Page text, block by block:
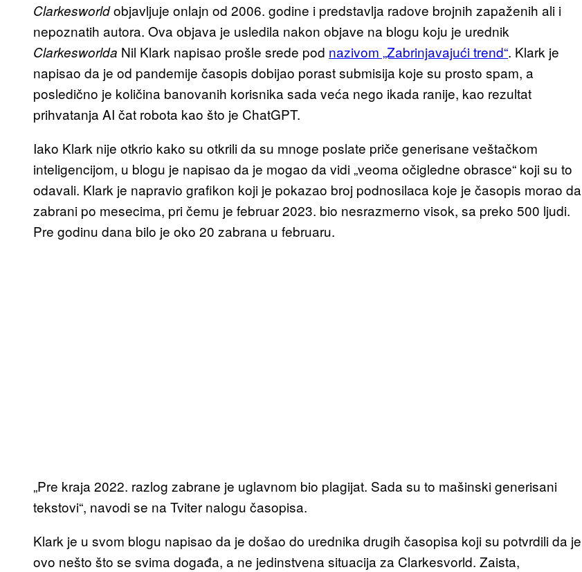
Clarkesworldobjavljuje onlajn od 2006. godine i predstavlja radove brojnih zapaženih ali i
nepoznatih autora. Ova objava je usledila nakon objave na blogu koju je urednik
Clarkesworlda Nil Klark napisao prošle srede pod nazivom „Zabrinjavajući trend“. Klark je
napisao da je od pandemije časopis dobijao porast submisija koje su prosto spam, a
posledično je količina banovanih korisnika sada veća nego ikada ranije, kao rezultat
prihvatanja AI čat robota kao što je ChatGPT.
Iako Klark nije otkrio kako su otkrili da su mnoge poslate priče generisane veštačkom
inteligencijom, u blogu je napisao da je mogao da vidi „veoma očigledne obrasce“ koji su to
odavali. Klark je napravio grafikon koji je pokazao broj podnosilaca koje je časopis morao da
zabrani po mesecima, pri čemu je februar 2023. bio nesrazmerno visok, sa preko 500 ljudi.
Pre godinu dana bilo je oko 20 zabrana u februaru.
„Pre kraja 2022. razlog zabrane je uglavnom bio plagijat. Sada su to mašinski generisani
tekstovi“, navodi se na Tviter nalogu časopisa.
Klark je u svom blogu napisao da je došao do urednika drugih časopisa koji su potvrdili da je
ovo nešto što se svima događa, a ne jedinstvena situacija za Clarkesvorld. Zaista,